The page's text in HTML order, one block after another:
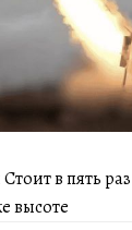
в пять
высоте